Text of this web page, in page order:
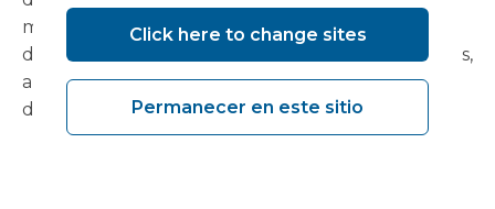
modular, que se pretendía que sirviera como sala
de radioterapia intervencionista durante seis meses,
ahora es un quirófano de neurocirugía de larga
duración.
Click here to change sites
Permanecer en este sitio